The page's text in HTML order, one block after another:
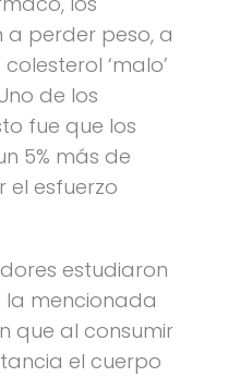
perder peso, a
‘malo’
de los
fue que los
5% más de
el esfuerzo
estudiaron
la mencionada
que al consumir
el cuerpo